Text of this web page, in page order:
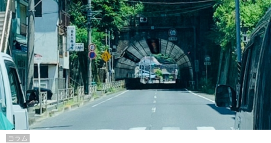
コラム